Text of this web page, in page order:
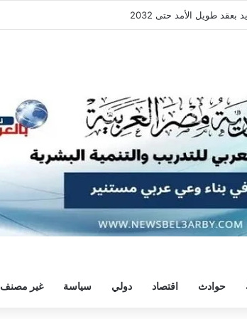
واللاعب يُرحب
حوادث اقتصاد دولي سياسة غير مصنف